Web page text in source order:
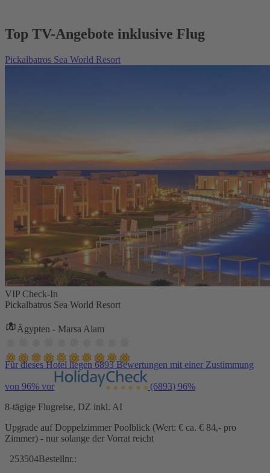
Top TV-Angebote inklusive Flug
Pickalbatros Sea World Resort
VIP Check-In
Pickalbatros Sea World Resort
Ägypten - Marsa Alam
Für dieses Hotel liegen 6893 Bewertungen mit einer Zustimmung
von 96% vor (6893) 96%
8-tägige Flugreise, DZ inkl. AI
Upgrade auf Doppelzimmer Poolblick (Wert: € ca. € 84,- pro
Zimmer) - nur solange der Vorrat reicht
253504Bestellnr.: